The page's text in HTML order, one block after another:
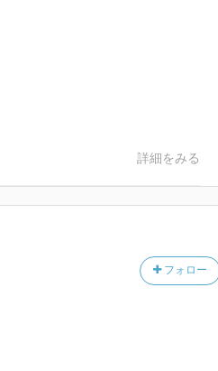
詳細をみる
フォロー